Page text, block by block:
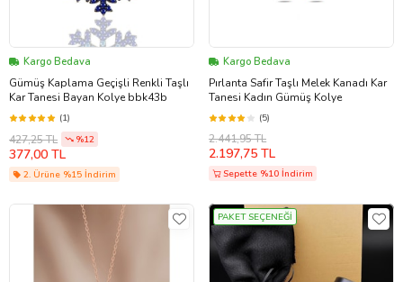
Kargo Bedava
Gümüş Kaplama Geçişli Renkli Taşlı
Kar Tanesi Bayan Kolye bbk43b
(1)
427,25 TL %12
377,00 TL
2. Ürüne %15 İndirim
Kargo Bedava
Pırlanta Safir Taşlı Melek Kanadı Kar
Tanesi Kadın Gümüş Kolye
(5)
2.441,95 TL
2.197,75 TL
Sepette %10 İndirim
PAKET SEÇENEĞİ